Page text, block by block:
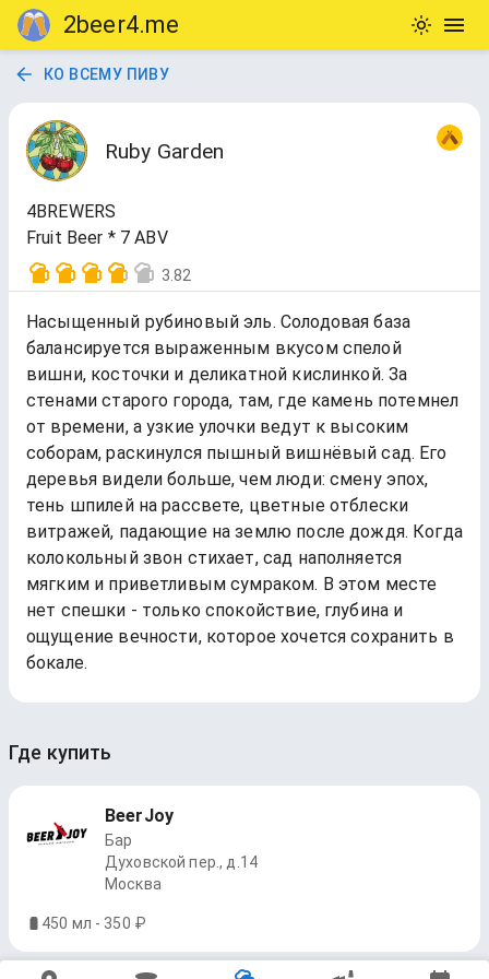
2beer4.me
КО ВСЕМУ ПИВУ
Ruby Garden
4BREWERS
Fruit Beer * 7 ABV
3.82
Насыщенный рубиновый эль. Солодовая база
балансируется выраженным вкусом спелой
вишни, косточки и деликатной кислинкой. За
стенами старого города, там, где камень потемнел
от времени, а узкие улочки ведут к высоким
соборам, раскинулся пышный вишнёвый сад. Его
деревья видели больше, чем люди: смену эпох,
тень шпилей на рассвете, цветные отблески
витражей, падающие на землю после дождя. Когда
колокольный звон стихает, сад наполняется
мягким и приветливым сумраком. В этом месте
нет спешки - только спокойствие, глубина и
ощущение вечности, которое хочется сохранить в
бокале.
Где купить
BeerJoy
Бар
Духовской пер., д.14
Москва
450 мл - 350 ₽